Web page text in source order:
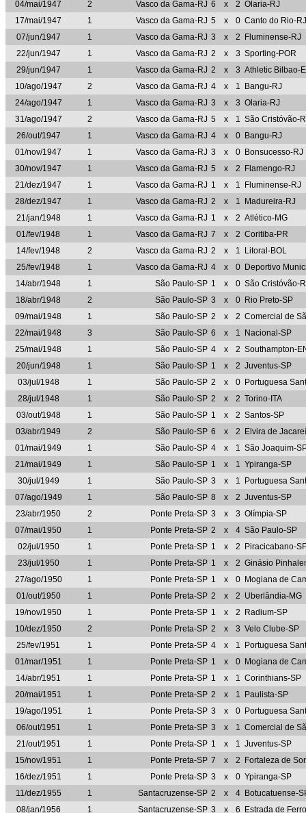
04/mai/1947
2 Vasco da Gama-RJ 6 x 2 Olaria-RJ
17/mai/1947
1 Vasco da Gama-RJ 5 x 0 Canto do Rio-RJ
07/jun/1947
1 Vasco da Gama-RJ 3 x 2
Fluminense-RJ
22/jun/1947
1 Vasco da Gama-RJ 2 x 3 Sporting-POR
29/jun/1947
1 Vasco da Gama-RJ 2 x 3 Athletic Bilbao-
10/ago/1947
2 Vasco da Gama-RJ 4 x 1
Bangu-RJ
24/ago/1947
1 Vasco da Gama-RJ 3 x 3 Olaria-RJ
31/ago/1947
2 Vasco da Gama-RJ 5 x 1 São Cristóvão-
26/out/1947
1 Vasco da Gama-RJ 4 x 0 Bangu-RJ
01/nov/1947
1 Vasco da Gama-RJ 3 x 0 Bonsucesso-RJ
30/nov/1947
1 Vasco da Gama-RJ 5 x 2
Flamengo-RJ
21/dez/1947
1 Vasco da Gama-RJ 1 x 1
Fluminense-RJ
28/dez/1947
1 Vasco da Gama-RJ 2 x 1
Madureira-RJ
21/jan/1948
1 Vasco da Gama-RJ 1 x 2 Atlético-MG
01/fev/1948
1 Vasco da Gama-RJ 7 x 2 Coritiba-PR
14/fev/1948
2 Vasco da Gama-RJ 2 x 1
Litoral-BOL
25/fev/1948
1 Vasco da Gama-RJ 4 x 0 Deportivo
14/abr/1948
1 São Paulo-SP 1 x 0 São Cristóvão-
18/abr/1948
2 São Paulo-SP 3 x 0 Rio Preto-SP
09/mai/1948
1 São Paulo-SP 2 x 2 Comercial de
22/mai/1948
3 São Paulo-SP 6 x 1
Nacional-SP
25/mai/1948
1 São Paulo-SP 4 x 2 Southampton-
20/jun/1948
1 São Paulo-SP 1 x 2 Juventus-SP
03/jul/1948
1 São Paulo-SP 2 x 0 Portuguesa
28/jul/1948
1 São Paulo-SP 2 x 2 Torino-ITA
03/out/1948
1 São Paulo-SP 1 x 2 Santos-SP
03/abr/1949
2 São Paulo-SP 6 x 2
Elvira de
01/mai/1949
1 São Paulo-SP 4 x 1 São Joaquim-
21/mai/1949
1 São Paulo-SP 1 x 1 Ypiranga-SP
30/jul/1949
1 São Paulo-SP 3 x 1
Portuguesa
07/ago/1949
1 São Paulo-SP 8 x 2 Juventus-SP
23/abr/1950
2 Ponte Preta-SP 3 x 3 Olímpia-SP
07/mai/1950
1 Ponte Preta-SP 2 x 4 São Paulo-SP
02/jul/1950
1 Ponte Preta-SP 1 x 2
Piracicabano-
23/jul/1950
1 Ponte Preta-SP 1 x 2 Ginásio
27/ago/1950
1 Ponte Preta-SP 1 x 0 Mogiana de
01/out/1950
1 Ponte Preta-SP 2 x 2 Uberlândia-MG
19/nov/1950
1 Ponte Preta-SP 1 x 2
Radium-SP
10/dez/1950
2 Ponte Preta-SP 2 x 3 Velo Clube-SP
25/fev/1951
1 Ponte Preta-SP 4 x 1
Portuguesa
01/mar/1951
1 Ponte Preta-SP 1 x 0 Mogiana de
14/abr/1951
1 Ponte Preta-SP 1 x 1 Corinthians-SP
20/mai/1951
1 Ponte Preta-SP 2 x 1
Paulista-SP
19/ago/1951
1 Ponte Preta-SP 3 x 0 Portuguesa
06/out/1951
1 Ponte Preta-SP 3 x 1 Comercial de
21/out/1951
1 Ponte Preta-SP 1 x 1 Juventus-SP
15/nov/1951
1 Ponte Preta-SP 7 x 2
Fortaleza de
16/dez/1951
1 Ponte Preta-SP 3 x 0 Ypiranga-SP
11/dez/1955
1 Santacruzense-SP 2 x 4 Botucatuense-
08/jan/1956
1 Santacruzense-SP 3 x 6
Estrada de